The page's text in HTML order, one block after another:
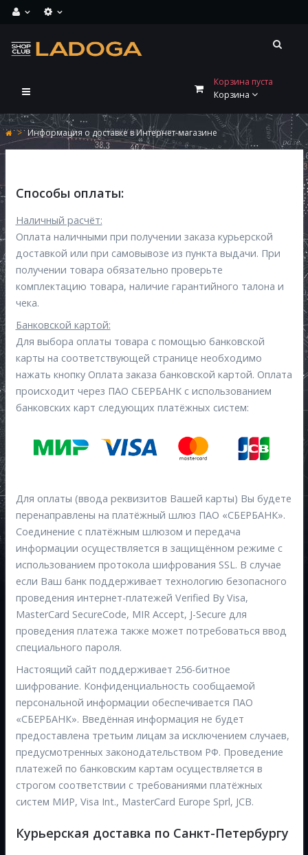
Переключить
Корзина пуста
Корзина
> Информация о доставке в Интернет-магазине
Способы оплаты:
Наличный расчёт:
Оплата наличными при получении заказа курьерской
доставкой или при самовывозе из пункта выдачи. При
получении товара обязательно проверьте
комплектацию товара, наличие гарантийного талона и
чека.
Банковской картой:
Для выбора оплаты товара с помощью банковской
карты на соответствующей странице необходимо
нажать кнопку Оплата заказа банковской картой. Оплата
происходит через ПАО СБЕРБАНК с использованием
банковских карт следующих платёжных систем:
Для оплаты (ввода реквизитов Вашей карты) Вы будете
перенаправлены на платёжный шлюз ПАО «СБЕРБАНК».
Соединение с платёжным шлюзом и передача
информации осуществляется в защищённом режиме с
использованием протокола шифрования SSL. В случае
если Ваш банк поддерживает технологию безопасного
проведения интернет-платежей Verified By Visa,
MasterCard SecureCode, MIR Accept, J-Secure для
проведения платежа также может потребоваться ввод
специального пароля.
Настоящий сайт поддерживает 256-битное
шифрование. Конфиденциальность сообщаемой
персональной информации обеспечивается ПАО
«СБЕРБАНК». Введённая информация не будет
предоставлена третьим лицам за исключением случаев,
предусмотренных законодательством РФ. Проведение
платежей по банковским картам осуществляется в
строгом соответствии с требованиями платёжных
систем МИР, Visa Int., MasterCard Europe Sprl, JCB.
Курьерская доставка по Санкт-Петербургу